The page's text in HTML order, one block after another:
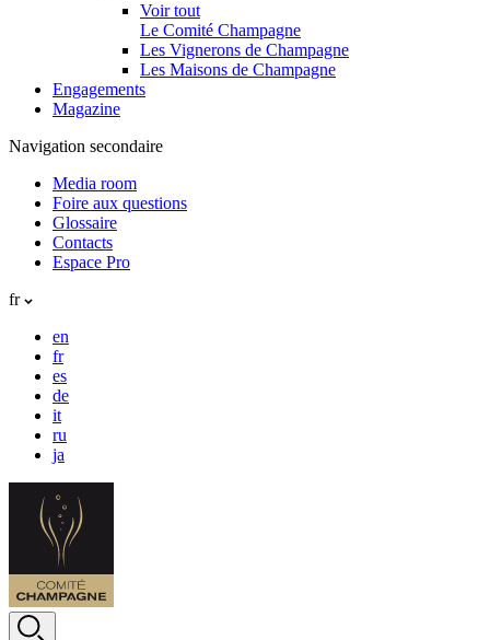
Voir tout
Le Comité Champagne
Les Vignerons de Champagne
Les Maisons de Champagne
Engagements
Magazine
Navigation secondaire
Media room
Foire aux questions
Glossaire
Contacts
Espace Pro
fr
en
fr
es
de
it
ru
ja